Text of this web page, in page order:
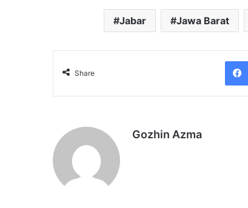
Jabar Jawa Barat
Share
Gozhin Azma